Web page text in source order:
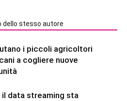
dello stesso autore
i piccoli agricoltori
a cogliere nuove
il data streaming sta